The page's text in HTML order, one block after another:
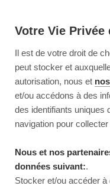
Votre Vie
Il est de votre droit de
peut stocker et
autorisation, nous et
et/ou accédons à des
des identifiants uniques
navigation pour
Nous et nos
données suivant:.
Stocker et/ou accéder